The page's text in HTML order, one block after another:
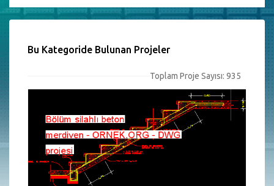
Bu Kategoride Bulunan Projeler
Toplam Proje Sayısı: 935